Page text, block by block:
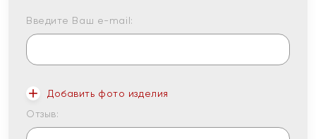
Введите Ваш e-mail:
Добавить фото изделия
Отзыв: